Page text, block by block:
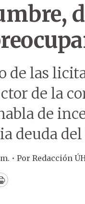
de las
de la
de
deuda del
• Por Redacción
Print